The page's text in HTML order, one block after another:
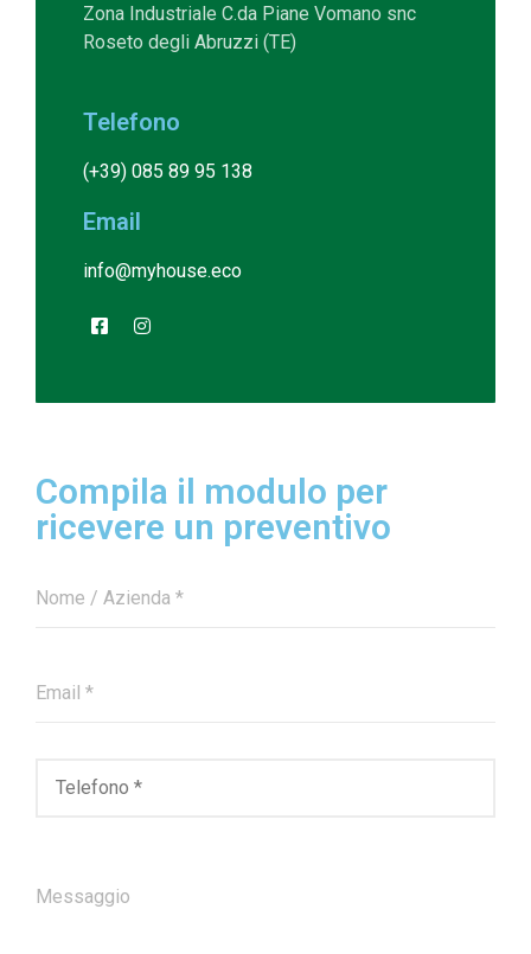
Zona Industriale C.da Piane Vomano snc
Roseto degli Abruzzi (TE)
Telefono
(+39) 085 89 95 138
Email
info@myhouse.eco
Compila il modulo per
ricevere un preventivo